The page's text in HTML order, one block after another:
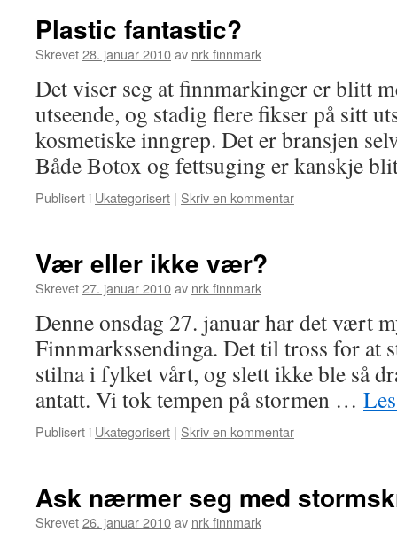
Plastic fantastic?
Skrevet28. januar 2010av nrk finnmark
Det viser seg at finnmarkinger er blitt
utseende, og stadig flere fikser på sitt
kosmetiske inngrep. Det er bransjen
Både Botox og fettsuging er kanskje
Publisert i Ukategorisert | Skriv en kommentar
Vær eller ikke vær?
Skrevet27. januar 2010av nrk finnmark
Denne onsdag 27. januar har det vært
Finnmarkssendinga. Det til tross for at
stilna i fylket vårt, og slett ikke ble så
antatt. Vi tok tempen på stormen …
Publisert i Ukategorisert | Skriv en kommentar
Ask nærmer seg med
Skrevet26. januar 2010av nrk finnmark